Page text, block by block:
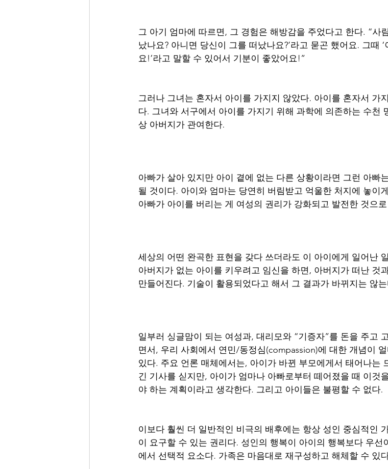
그 아기 엄마에 따르면, 그 경험은 해방감을 주었다고 한다. “사
났나요? 아니면 당신이 그를 떠났나요?’라고 묻곤 했어요. 그때
요!’라고 말할 수 있어서 기분이 좋았어요!”
그러나 그녀는 혼자서 아이를 가지지 않았다. 아이를 혼자서 가
다. 그녀와 서구에서 아이를 가지기 위해 과학에 의존하는 수천
상 아버지가 관여한다.
아빠가 살아 있지만 아이 곁에 없는 다른 상황이라면 그런 아빠
될 것이다. 아이와 엄마는 당연히 버림받고 억울한 처지에 놓이
아빠가 아이를 버리는 게 여성의 권리가 강화되고 발전한 것으
세상의 어떤 완곡한 표현을 갖다 쓰더라도 이 아이에게 일어난
아버지가 없는 아이를 키우려고 임신을 하면, 아버지가 떠난 것
만들어진다. 기술이 활용되었다고 해서 그 결과가 바뀌지는 않
일부러 싱글맘이 되는 여성과, 대리모와 “기증자”를 돈을 주고
면서, 우리 사회에서 연민/동정심(compassion)에 대한 개념이
있다. 주요 언론 매체에서는, 아이가 바뀐 부모에게서 태어나는
긴 기사를 싣지만, 아이가 엄마나 아빠로부터 떼어졌을 때 이것
야 하는 계획이라고 생각한다. 그리고 아이들은 불평할 수 없다.
이보다 훨씬 더 일반적인 비극의 배후에는 항상 성인 중심적인
이 요구할 수 있는 권리다. 성인의 행복이 아이의 행복보다 우선
에서 선택적 요소다. 가족은 마음대로 재구성하고 해체할 수 있